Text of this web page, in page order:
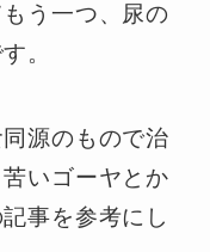
う一つ、尿の
。
源のもので治
いゴーヤとか
事を参考にし